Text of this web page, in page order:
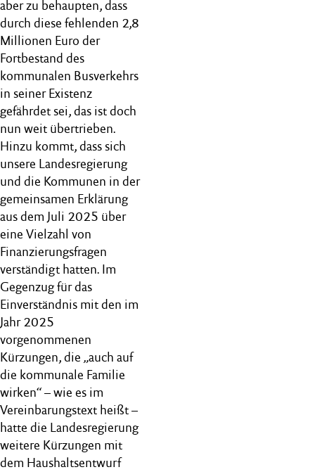
aber zu behaupten, dass
durch diese fehlenden 2,8
Millionen Euro der
Fortbestand des
kommunalen Busverkehrs
in seiner Existenz
gefährdet sei, das ist doch
nun weit übertrieben.
Hinzu kommt, dass sich
unsere Landesregierung
und die Kommunen in der
gemeinsamen Erklärung
aus dem Juli 2025 über
eine Vielzahl von
Finanzierungsfragen
verständigt hatten. Im
Gegenzug für das
Einverständnis mit den im
Jahr 2025
vorgenommenen
Kürzungen, die „auch auf
die kommunale Familie
wirken“ – wie es im
Vereinbarungstext heißt –
hatte die Landesregierung
weitere Kürzungen mit
dem Haushaltsentwurf